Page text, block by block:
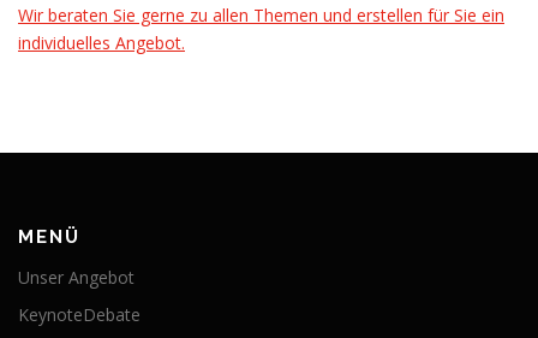
Wir beraten Sie gerne zu allen Themen und erstellen für Sie ein
individuelles Angebot.
MENÜ
Unser Angebot
KeynoteDebate